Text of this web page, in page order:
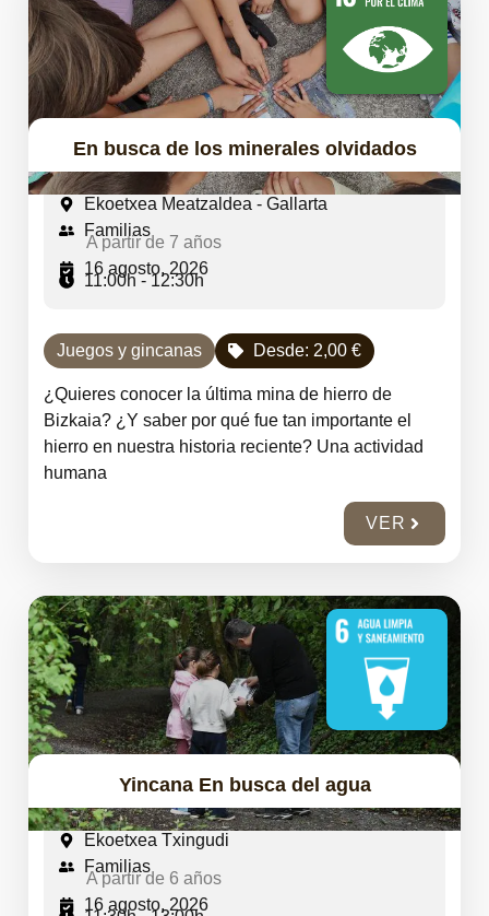
En busca de los minerales olvidados
Ekoetxea Meatzaldea - Gallarta
Familias
A partir de 7 años
16 agosto, 2026
11:00h - 12:30h
Juegos y gincanas Desde: 2,00 €
¿Quieres conocer la última mina de hierro de
Bizkaia? ¿Y saber por qué fue tan importante el
hierro en nuestra historia reciente? Una actividad
humana
VER
Yincana En busca del agua
Ekoetxea Txingudi
Familias
A partir de 6 años
16 agosto, 2026